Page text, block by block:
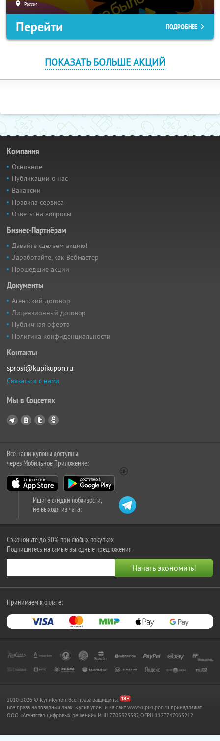
Россия
Перейти ПОДРОБНЕЕ
ПОКАЗАТЬ БОЛЬШЕ АКЦИЙ
Компания
Основное
Публикации о нас
Вакансии
Правила сервиса
Ответы на вопросы
Бизнес-Партнёрам
Давайте сделаем акцию!
Заработайте, как Вебмастер
Прошедшие акции
Документы
Агентский договор
Лицензионный договор
Публичная оферта
Политика конфиденциальности
Контакты
sprosi@kupikupon.ru
Связаться с нами
Мы в Соцсетях
Все наши купоны доступны
через Мобильное Приложение:
Ищите скидки поблизости,
не выходя из чата:
Сэкономьте до 90% при любых покупках
Подпишитесь на самые выгодные предложения
Принимаем к оплате:
2010-2026 © КупиКупон. Все права защищены.
Все права на товарный знак "КупиКупон" и на сайт www.kupikupon.ru принадлежат
OOO «Агентство цифровых решений» ИНН 7705523387, ОГРН 1127747063212